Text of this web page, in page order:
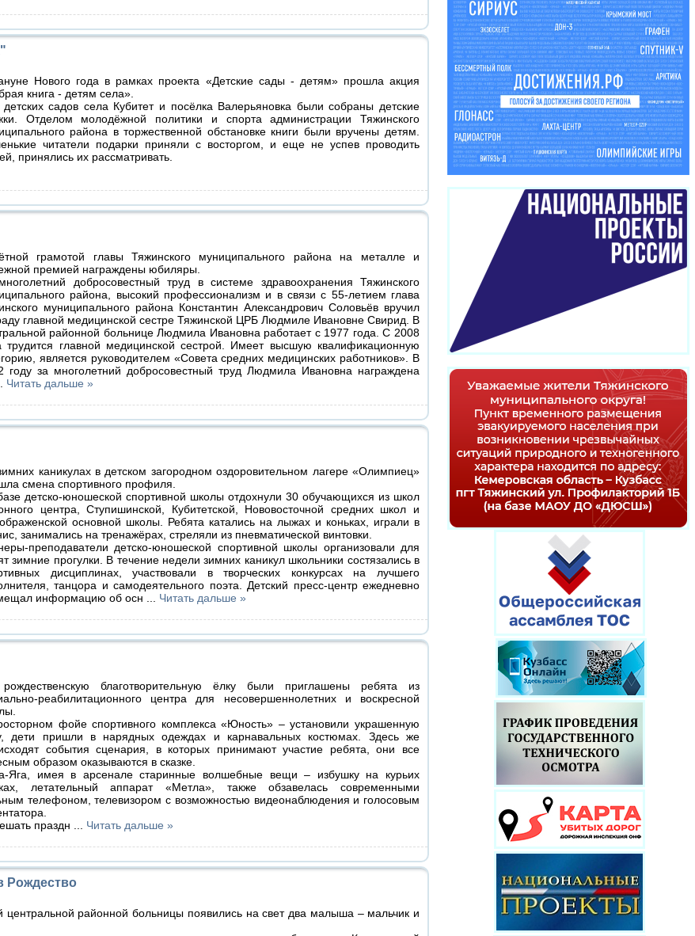
Нового года в рамках проекта «Детские сады - детям» прошла акция
книга - детям села».
садов села Кубитет и посёлка Валерьяновка были собраны детские
Отделом молодёжной политики и спорта администрации Тяжинского
района в торжественной обстановке книги были вручены детям.
читатели подарки приняли с восторгом, и еще не успев проводить
принялись их рассматривать.
грамотой главы Тяжинского муниципального района на металле и
премией награждены юбиляры.
добросовестный труд в системе здравоохранения Тяжинского
района, высокий профессионализм и в связи с 55-летием глава
муниципального района Константин Александрович Соловьёв вручил
главной медицинской сестре Тяжинской ЦРБ Людмиле Ивановне Свирид. В
районной больнице Людмила Ивановна работает с 1977 года. С 2008
трудится главной медицинской сестрой. Имеет высшую квалификационную
является руководителем «Совета средних медицинских работников». В
году за многолетний добросовестный труд Людмила Ивановна награждена
Читать дальше »
каникулах в детском загородном оздоровительном лагере «Олимпиец»
смена спортивного профиля.
детско-юношеской спортивной школы отдохнули 30 обучающихся из школ
центра, Ступишинской, Кубитетской, Нововосточной средних школ и
основной школы. Ребята катались на лыжах и коньках, играли в
занимались на тренажёрах, стреляли из пневматической винтовки.
преподаватели детско-юношеской спортивной школы организовали для
зимние прогулки. В течение недели зимних каникул школьники состязались в
дисциплинах, участвовали в творческих конкурсах на лучшего
танцора и самодеятельного поэта. Детский пресс-центр ежедневно
информацию об осн
Читать дальше »
благотворительную ёлку были приглашены ребята из
реабилитационного центра для несовершеннолетних и воскресной
фойе спортивного комплекса «Юность» – установили украшенную
дети пришли в нарядных одеждах и карнавальных костюмах. Здесь же
события сценария, в которых принимают участие ребята, они все
образом оказываются в сказке.
Яга, имея в арсенале старинные волшебные вещи – избушку на курьих
летательный аппарат «Метла», также обзавелась современными
телефоном, телевизором с возможностью видеонаблюдения и голосовым
праздн
Читать дальше »
Рождество
центральной районной больницы появились на свет два малыша – мальчик и